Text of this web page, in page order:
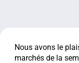
Nous avons le
marchés de la